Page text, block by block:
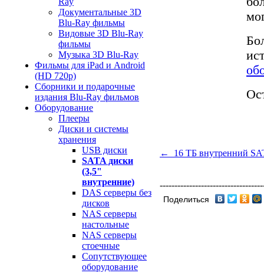
Документальные 3D
Blu-Ray фильмы
Видовые 3D Blu-Ray
фильмы
Музыка 3D Blu-Ray
Фильмы для iPad и Android
(HD 720p)
Сборники и подарочные
издания Blu-Ray фильмов
Оборудование
Плееры
Диски и системы
хранения
USB диски
SATA диски
(3,5"
внутренние)
DAS серверы без
дисков
NAS серверы
настольные
NAS серверы
стоечные
Сопутствующее
оборудование
← 16 ТБ внутренний
Поделиться